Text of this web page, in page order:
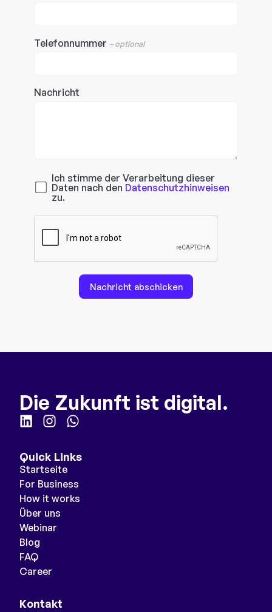
Telefonnummer – optional
Nachricht
Ich stimme der Verarbeitung dieser
Daten nach den Datenschutzhinweisen
zu.
Nachricht abschicken
Die Zukunft ist digital.
Quick Links
Startseite
For Business
How it works
Über uns
Webinar
Blog
FAQ
Career
Kontakt